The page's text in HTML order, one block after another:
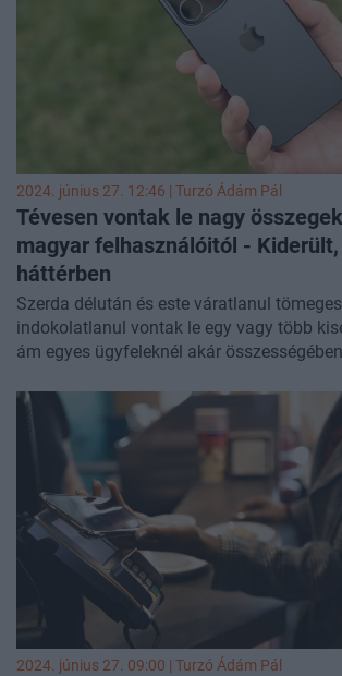
2024. június 27. 12:46 | Turzó Ádám Pál
Tévesen vontak le nagy
magyar felhasználóitól -
háttérben
Szerda délután és este váratlanul
indokolatlanul vontak le egy vagy több
ám egyes ügyfeleknél akár
mobiltárcáján keresztül. Banktól és
függetlenül terhelték tévesen a kártyákat,
Magyarországon. Úgy tudjuk, a hiba nem
Apple Pay mobilfizetési rendszerben
tranzakciókat terhelt újra az Apple - mint
technikai hiba miatt. Úgy tudjuk tehát,
kibertámadásról van szó, ügyféladatok
illetéktelen kezekbe.
2024. június 27. 09:00 | Turzó Ádám Pál